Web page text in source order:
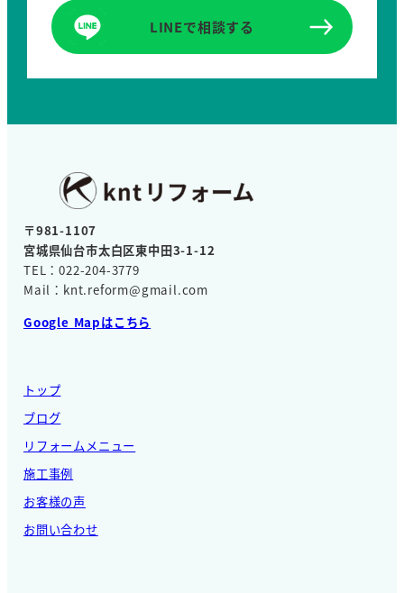
LINEで相談する
〒981-1107
宮城県仙台市太白区東中田3-1-12
TEL：022-204-3779
Mail：knt.reform@gmail.com
Google Mapはこちら
トップ
ブログ
リフォームメニュー
施工事例
お客様の声
お問い合わせ